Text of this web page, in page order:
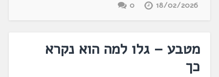
18/02/2026
0
מטבע – גלו למה הוא נקרא
כך